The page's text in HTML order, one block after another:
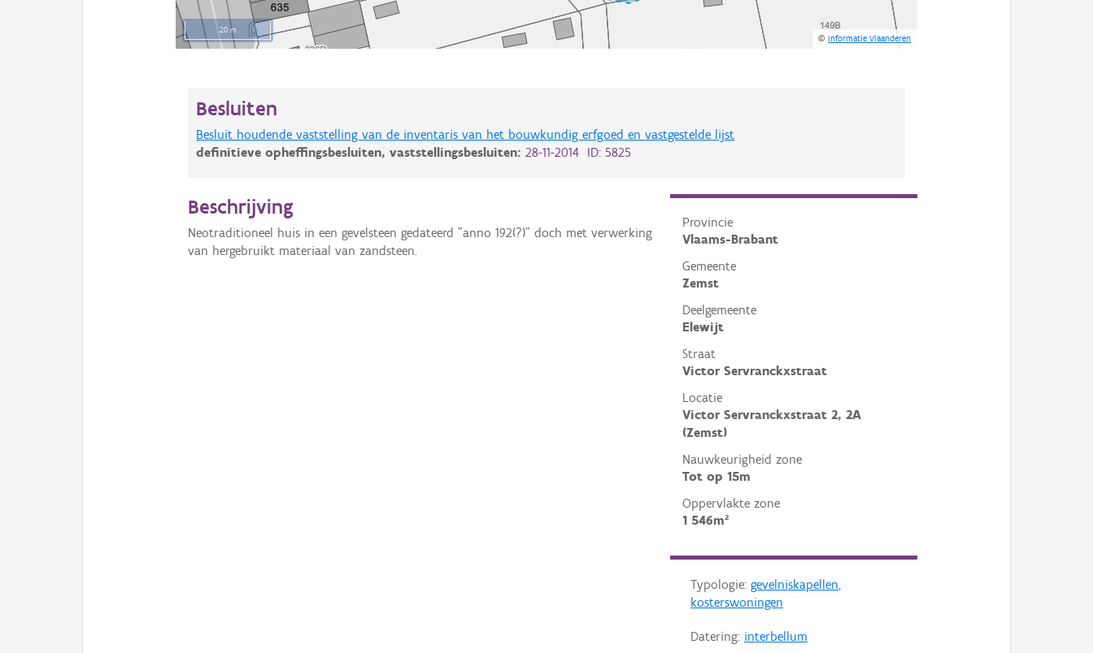
20 m
©Informatie Vlaanderen
Besluiten
Besluit houdende vaststelling van de inventaris van het bouwkundig erfgoed en vastgestelde lijst
definitieve opheffingsbesluiten,vaststellingsbesluiten:28-11-2014 ID: 5825
Provincie
Vlaams-Brabant
Gemeente
Zemst
Deelgemeente
Elewijt
Straat
Victor Servranckxstraat
Locatie
Victor Servranckxstraat 2, 2A
(Zemst)
Nauwkeurigheid zone
Tot op 15m
Oppervlakte zone
1 546m²
Typologie: gevelniskapellen,
kosterswoningen
Datering: interbellum
Beschrijving
Neotraditioneel huis in een gevelsteen gedateerd "anno 192(?)" doch met verwerking
van hergebruikt materiaal van zandsteen.